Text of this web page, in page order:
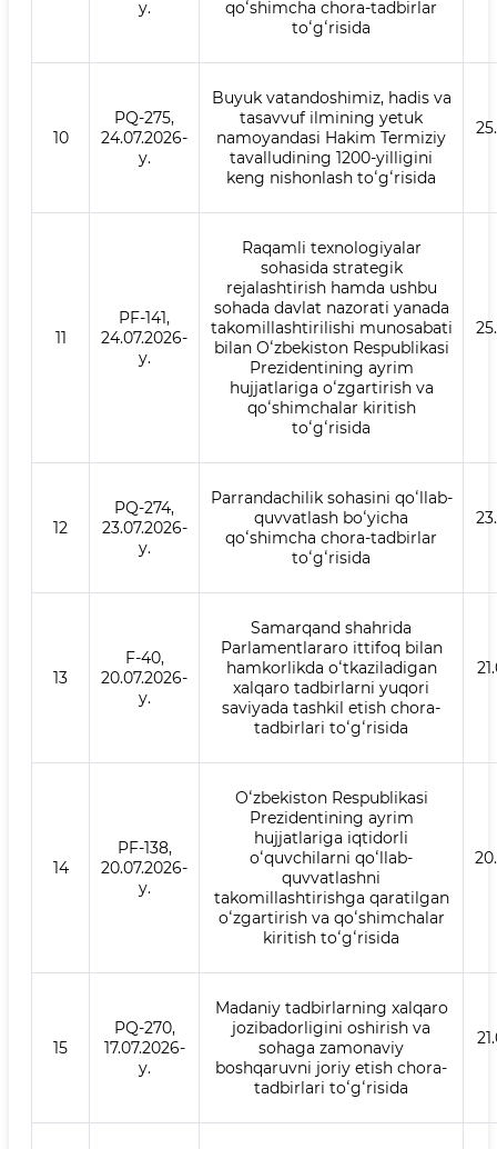
y.
qoʻshimcha chora-tadbirlar
toʻgʻrisida
10
PQ-275,
24.07.2026-
y.
Buyuk vatandoshimiz, hadis va
tasavvuf ilmining yetuk
namoyandasi Hakim Termiziy
tavalludining 1200-yilligini
keng nishonlash toʻgʻrisida
11
PF-141,
24.07.2026-
y.
Raqamli texnologiyalar
sohasida strategik
rejalashtirish hamda ushbu
sohada davlat nazorati yanada
takomillashtirilishi munosabati
bilan Oʻzbekiston Respublikasi
Prezidentining ayrim
hujjatlariga oʻzgartirish va
qoʻshimchalar kiritish
toʻgʻrisida
12
PQ-274,
23.07.2026-
y.
Parrandachilik sohasini qoʻllab-
quvvatlash boʻyicha
qoʻshimcha chora-tadbirlar
toʻgʻrisida
13
F-40,
20.07.2026-
y.
Samarqand shahrida
Parlamentlararo ittifoq bilan
hamkorlikda oʻtkaziladigan
xalqaro tadbirlarni yuqori
saviyada tashkil etish chora-
tadbirlari toʻgʻrisida
14
PF-138,
20.07.2026-
y.
Oʻzbekiston Respublikasi
Prezidentining ayrim
hujjatlariga iqtidorli
oʻquvchilarni qoʻllab-
quvvatlashni
takomillashtirishga qaratilgan
oʻzgartirish va qoʻshimchalar
kiritish toʻgʻrisida
15
PQ-270,
17.07.2026-
y.
Madaniy tadbirlarning xalqaro
jozibadorligini oshirish va
sohaga zamonaviy
boshqaruvni joriy etish chora-
tadbirlari toʻgʻrisida